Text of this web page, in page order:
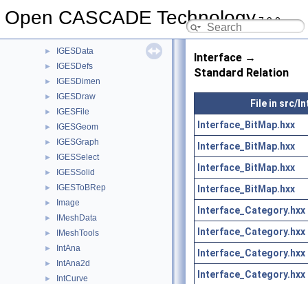
Open CASCADE Technology7.9.0
IGESControl
► IGESData
► IGESDefs
► IGESDimen
► IGESDraw
► IGESFile
► IGESGeom
► IGESGraph
► IGESSelect
► IGESSolid
► IGESToBRep
► Image
► IMeshData
► IMeshTools
► IntAna
► IntAna2d
► IntCurve
Interface →
Standard Relation
File in src/
Interface_BitMap.hxx
Interface_BitMap.hxx
Interface_BitMap.hxx
Interface_BitMap.hxx
Interface_Category.hxx
Interface_Category.hxx
Interface_Category.hxx
Interface_Category.hxx